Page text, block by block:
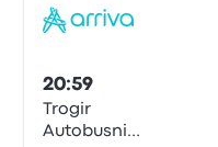
20:59
Trogir
Autobusni